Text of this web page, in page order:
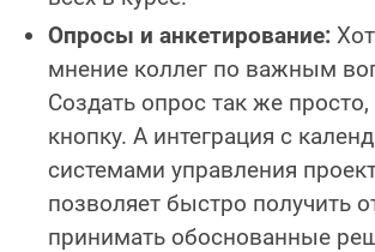
Опросы и анкетирование:
мнение коллег по важным
Создать опрос так же
кнопку. А интеграция с
системами управления
позволяет быстро получить
принимать обоснованные